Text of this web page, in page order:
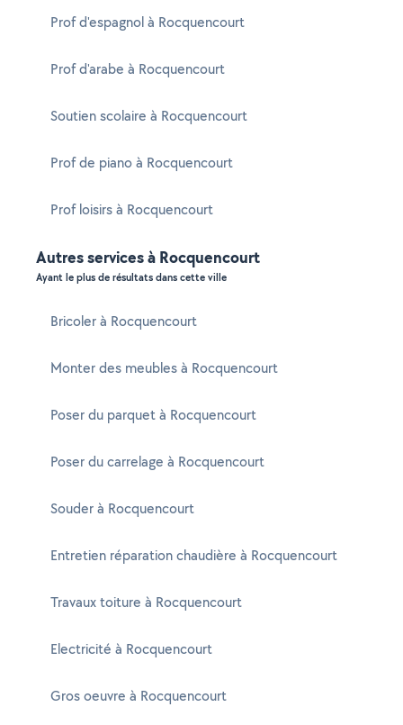
Prof d'espagnol à Rocquencourt
Prof d'arabe à Rocquencourt
Soutien scolaire à Rocquencourt
Prof de piano à Rocquencourt
Prof loisirs à Rocquencourt
Autres services à Rocquencourt
Ayant le plus de résultats dans cette ville
Bricoler à Rocquencourt
Monter des meubles à Rocquencourt
Poser du parquet à Rocquencourt
Poser du carrelage à Rocquencourt
Souder à Rocquencourt
Entretien réparation chaudière à Rocquencourt
Travaux toiture à Rocquencourt
Electricité à Rocquencourt
Gros oeuvre à Rocquencourt